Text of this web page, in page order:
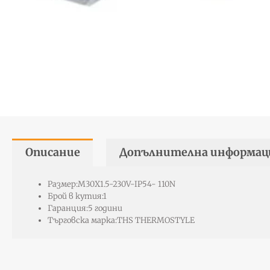
Описание Допълнителна
Размер:M30Х1.5-230V-IP54- 110N
Брой в кутия:1
Гаранция:5 години
Търговска марка:THS THERMOSTYLE